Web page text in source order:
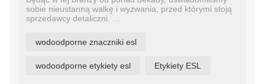
sobie nieustanną walkę i wyzwania, przed którymi stoją
sprzedawcy detaliczni.
zaprojektowana specjalnie dla dużych i średnich firm,
jest przyjazna dla użytkownika, opłacalna i pomaga
wodoodporne znaczniki esl
wodoodporne etykiety esl Etykiety ESL